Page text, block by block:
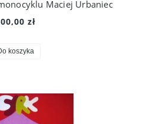
Maciej Urbaniec
zł
koszyka